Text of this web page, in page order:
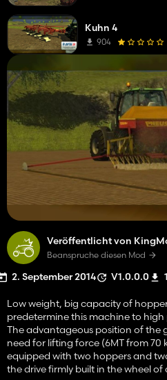
Veröffentlicht von
Beanspruche diesen Mod
2. September 2014 V1.0.0.0
Low weight, big capacity of
predetermine this machine to
The advantageous position of the
need for lifting force (6MT from 70
equipped with two hoppers and
the drive firmly built in the wheel of
Kuhn 4
904